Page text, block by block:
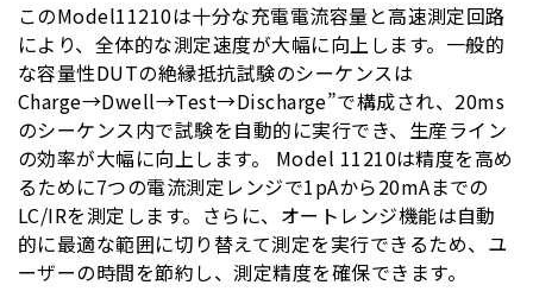
このModel11210は十分な充電電流容量と高速測定回路
により、全体的な測定速度が大幅に向上します。一般的
な容量性DUTの絶縁抵抗試験のシーケンスは
Charge→Dwell→Test→Discharge”で構成され、20ms
のシーケンス内で試験を自動的に実行でき、生産ライン
の効率が大幅に向上します。 Model 11210は精度を高め
るために7つの電流測定レンジで1pAから20mAまでの
LC/IRを測定します。さらに、オートレンジ機能は自動
的に最適な範囲に切り替えて測定を実行できるため、ユ
ーザーの時間を節約し、測定精度を確保できます。